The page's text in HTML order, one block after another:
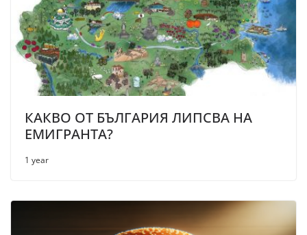
КАКВО ОТ БЪЛГАРИЯ ЛИПСВА НА
ЕМИГРАНТА?
1 year